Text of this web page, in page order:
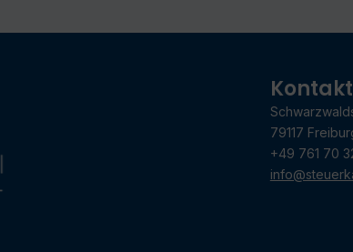
Kontakt
79117
+49 761 70